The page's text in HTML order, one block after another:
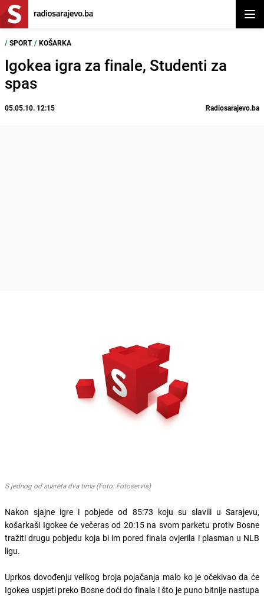
/ SPORT / KOŠARKA
Igokea igra za finale, Studenti za
spas
05.05.10. 12:15 Radiosarajevo.ba
S jednog od susreta dva tima (Foto: Fotoservis)
Nakon sjajne igre i pobjede od 85:73 koju su slavili u Sarajevu,
košarkaši Igokee će večeras od 20:15 na svom parketu protiv Bosne
tražiti drugu pobjedu koja bi im pored finala ovjerila i plasman u NLB
ligu.
Uprkos dovođenju velikog broja pojačanja malo ko je očekivao da će
Igokea uspjeti preko Bosne doći do finala i što je puno bitnije nastupa